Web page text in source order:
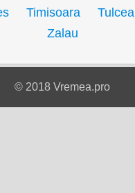
Timisoara Tulcea
Zalau
© 2018 Vremea.pro